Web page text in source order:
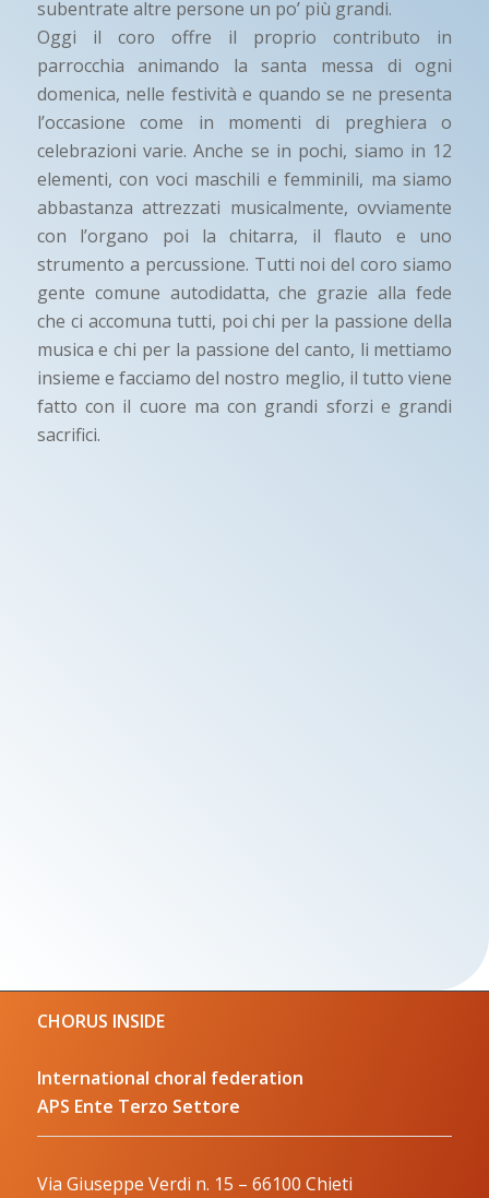
subentrate altre persone un po’ più grandi.
Oggi il coro offre il proprio contributo in
parrocchia animando la santa messa di ogni
domenica, nelle festività e quando se ne presenta
l’occasione come in momenti di preghiera o
celebrazioni varie. Anche se in pochi, siamo in 12
elementi, con voci maschili e femminili, ma siamo
abbastanza attrezzati musicalmente, ovviamente
con l’organo poi la chitarra, il flauto e uno
strumento a percussione. Tutti noi del coro siamo
gente comune autodidatta, che grazie alla fede
che ci accomuna tutti, poi chi per la passione della
musica e chi per la passione del canto, li mettiamo
insieme e facciamo del nostro meglio, il tutto viene
fatto con il cuore ma con grandi sforzi e grandi
sacrifici.
CHORUS INSIDE
International choral federation
APS Ente Terzo Settore
Via Giuseppe Verdi n. 15 – 66100 Chieti